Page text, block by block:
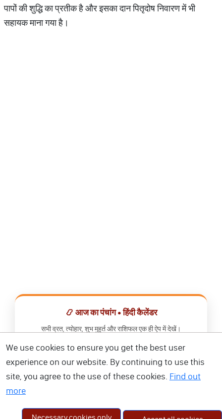
पापों की शुद्धि का प्रतीक है और इसका दान पितृदोष निवारण में भी
सहायक माना गया है।
📿 आज का पंचांग • हिंदी कैलेंडर
सभी व्रत, त्योहार, शुभ मुहूर्त और राशिफल एक ही ऐप में देखें।
📅 हिंदी कैलेंडर ऐप डाउनलोड करें
We use cookies to ensure you get the best user
experience on our website. By continuing to use this
site, you agree to the use of these cookies. Find out
more